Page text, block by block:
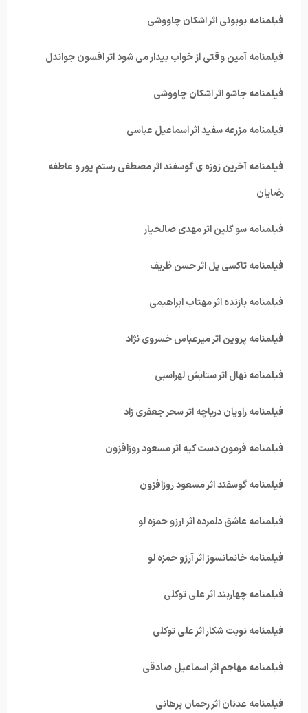
فیلمنامه بوبونی اثر اشکان چاووشی
فیلمنامه آمین وقتی از خواب بیدار می شود اثر افسون جواندل
فیلمنامه جاشو اثر اشکان چاووشی
فیلمنامه مزرعه سفید اثر اسماعیل عباسی
فیلمنامه آخرین زوزه ی گوسفند اثر مصطفی رستم پور و عاطفه
رضایان
فیلمنامه سو گلین اثر مهدی صالحیار
فیلمنامه تاکسی پل اثر حسن ظریف
فیلمنامه بازنده اثر مهتاب ابراهیمی
فیلمنامه پروین اثر میرعباس خسروی نژاد
فیلمنامه نهال اثر ستایش لهراسبی
فیلمنامه راویان دریاچه اثر سحر جعفری زاد
فیلمنامه فرمون دست کیه اثر مسعود روزافزون
فیلمنامه گوسفند اثر مسعود روزافزون
فیلمنامه عاشق دلمرده اثر آرزو حمزه لو
فیلمنامه خانمانسوز اثر آرزو حمزه لو
فیلمنامه چهاربند اثر علی توکلی
فیلمنامه نوبت شکار اثر علی توکلی
فیلمنامه مهاجم اثر اسماعیل صادقی
فیلمنامه عدنان اثر رحمان برهانی